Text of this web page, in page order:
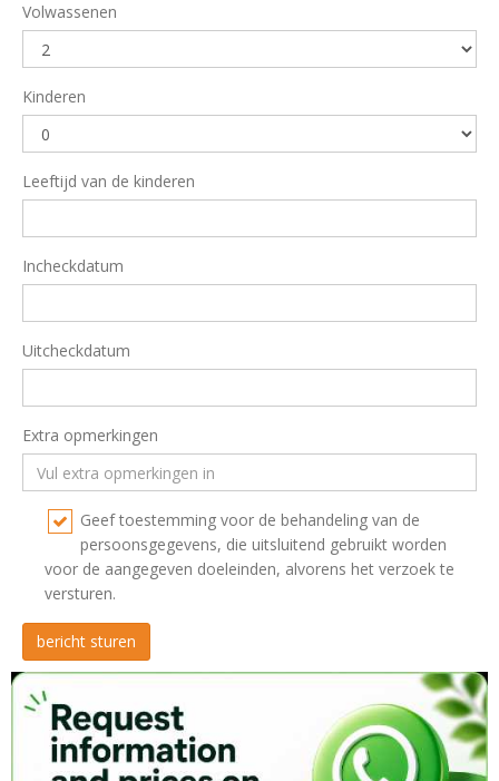
Volwassenen
Kinderen
Leeftijd van de kinderen
Incheckdatum
Uitcheckdatum
Extra opmerkingen
Geef toestemming voor de behandeling van de
persoonsgegevens, die uitsluitend gebruikt worden
voor de aangegeven doeleinden, alvorens het verzoek te
versturen.